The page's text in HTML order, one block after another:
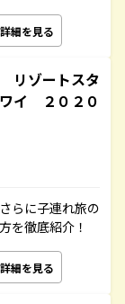
詳細を見る
リゾートスタ
イ ２０２０
らに子連れ旅の
を徹底紹介！
詳細を見る